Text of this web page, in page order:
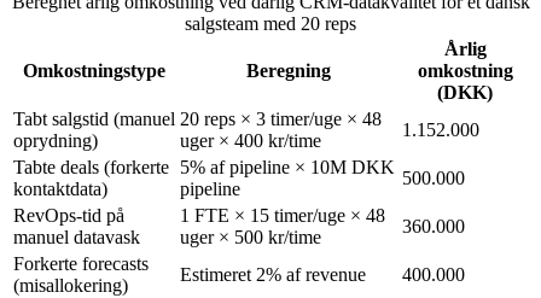
salgsteam med 20 reps
Omkostningstype Beregning
Årlig
omkostning
(DKK)
Tabt salgstid (manuel
oprydning)
20 reps × 3 timer/uge × 48
uger × 400 kr/time
1.152.000
Tabte deals (forkerte
kontaktdata)
5% af pipeline × 10M DKK
pipeline
500.000
RevOps-tid på
manuel datavask
1 FTE × 15 timer/uge × 48
uger × 500 kr/time
360.000
Forkerte forecasts
(misallokering)
Estimeret 2% af revenue
400.000